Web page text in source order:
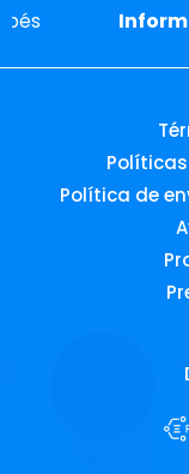
Política de